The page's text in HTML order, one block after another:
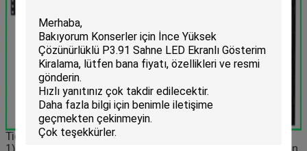
Ticaret Koşulları:
1). Ödeme: T / T, ususally% 30 öncesi, üretim öncesi% 30 ön